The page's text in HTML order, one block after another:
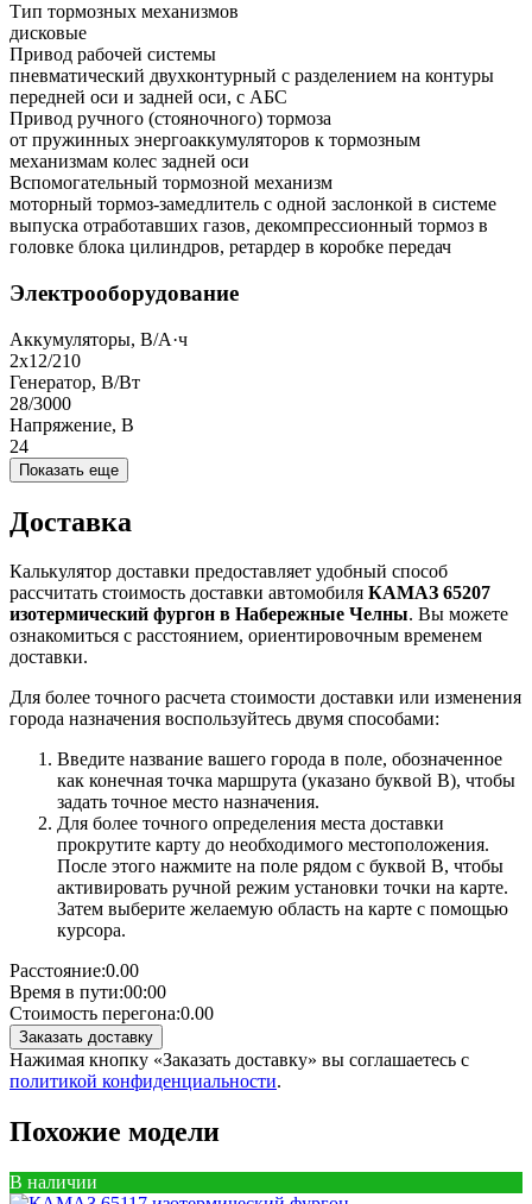
Тип тормозных механизмов
дисковые
Привод рабочей системы
пневматический двухконтурный с разделением на контуры
передней оси и задней оси, с АБС
Привод ручного (стояночного) тормоза
от пружинных энергоаккумуляторов к тормозным
механизмам колес задней оси
Вспомогательный тормозной механизм
моторный тормоз-замедлитель с одной заслонкой в системе
выпуска отработавших газов, декомпрессионный тормоз в
головке блока цилиндров, ретардер в коробке передач
Электрооборудование
Аккумуляторы, В/А·ч
2х12/210
Генератор, В/Вт
28/3000
Напряжение, B
24
Показать еще
Доставка
Калькулятор доставки предоставляет удобный способ
рассчитать стоимость доставки автомобиля КАМАЗ 65207
изотермический фургон в Набережные Челны. Вы можете
ознакомиться с расстоянием, ориентировочным временем
доставки.
Для более точного расчета стоимости доставки или изменения
города назначения воспользуйтесь двумя способами:
Введите название вашего города в поле, обозначенное
как конечная точка маршрута (указано буквой B), чтобы
задать точное место назначения.
Для более точного определения места доставки
прокрутите карту до необходимого местоположения.
После этого нажмите на поле рядом с буквой B, чтобы
активировать ручной режим установки точки на карте.
Затем выберите желаемую область на карте с помощью
курсора.
Расстояние:0.00
Время в пути:00:00
Стоимость перегона:0.00
Заказать доставку
Нажимая кнопку «Заказать доставку» вы соглашаетесь с
политикой конфиденциальности.
Похожие модели
В наличии